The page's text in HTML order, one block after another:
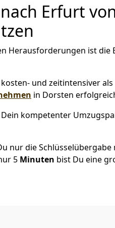
Erfurt
Herausforderungen ist die
und zeitintensiver
in Dorsten
kompetenter
nur die
5 Minuten bist Du eine